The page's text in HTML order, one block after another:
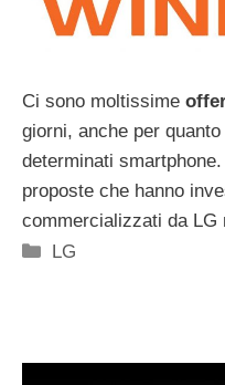
Ci sono moltissime
giorni, anche per
determinati
proposte che hanno
commercializzati da LG
Categorie
LG